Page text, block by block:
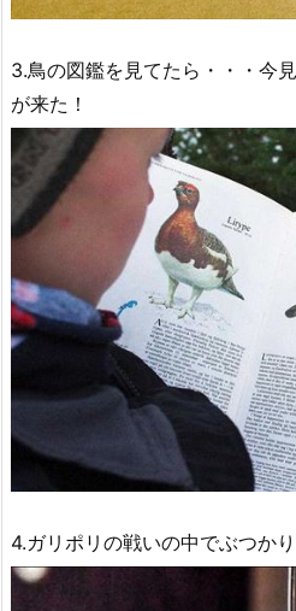
3.鳥の図鑑を見てたら・・・今
が来た！
4.ガリポリの戦いの中でぶつか